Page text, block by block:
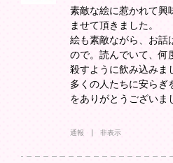
素敵な絵に惹かれて興
ませて頂きました。
絵も素敵ながら、お話
ので。読んでいて、何
殺すように飲み込みま
多くの人たちに安らぎ
をありがとうございま
通報 非表示